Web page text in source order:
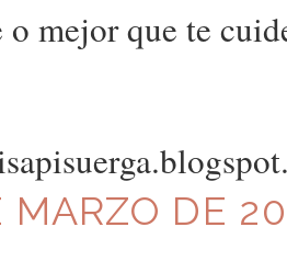
o mejor que te
MARZO DE